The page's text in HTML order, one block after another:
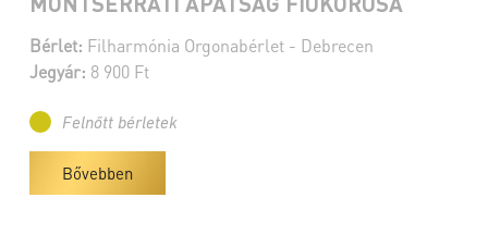
Bérlet: Filharmónia Orgonabérlet - Debrecen
Jegyár: 8 900 Ft
Felnőtt bérletek
Bővebben